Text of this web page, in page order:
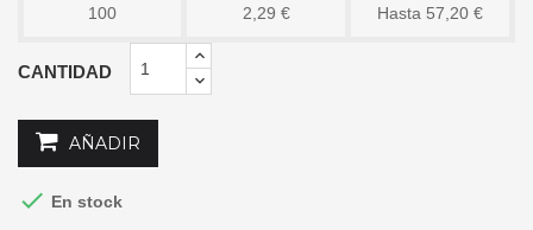
100 2,29 € Hasta 57,20 €
CANTIDAD
AÑADIR
 En stock